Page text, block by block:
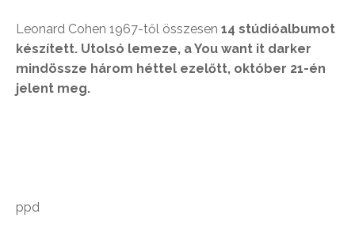
Leonard Cohen 1967-től összesen 14 stúdióalbumot
készített. Utolsó lemeze, a You want it darker
mindössze három héttel ezelőtt, október 21-én
jelent meg.
ppd